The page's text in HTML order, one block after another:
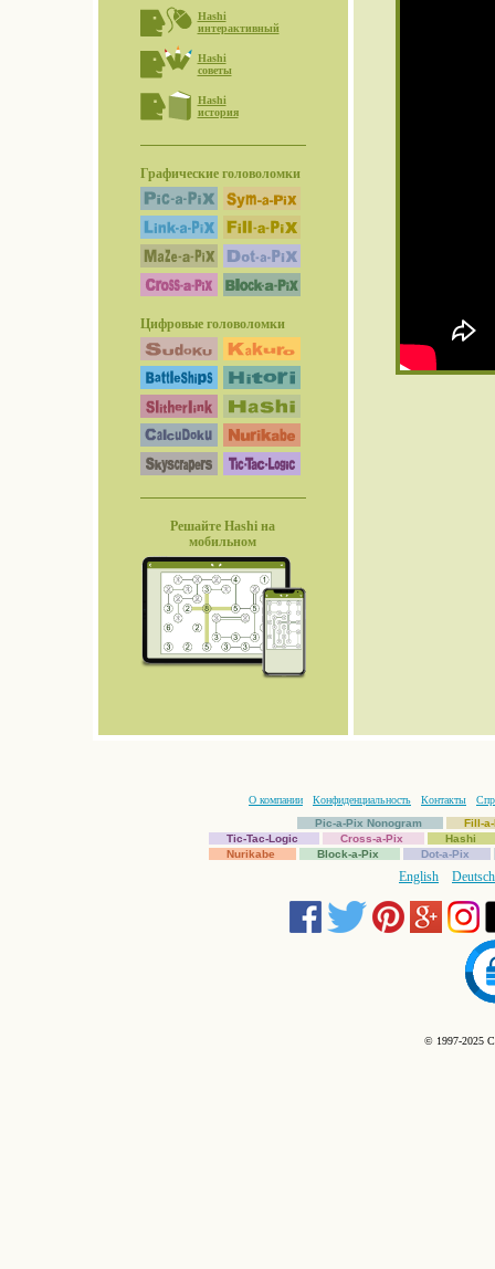
Hashi
интерактивный
Hashi
советы
Hashi
история
Графические головоломки
Цифровые головоломки
Решайте Hashi на
мобильном
О компании Конфиденциальность Контакты
Pic-a-Pix Nonogram
Fill-
Tic-Tac-Logic
Cross-a-Pix
Hashi
Nurikabe
Block-a-Pix Dot-a-Pix
English Deutsch
© 1997-2025